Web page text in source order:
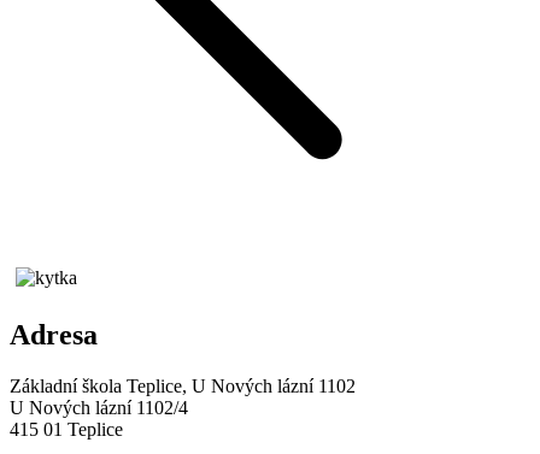
Adresa
Základní škola Teplice, U Nových lázní 1102
U Nových lázní 1102/4
415 01 Teplice